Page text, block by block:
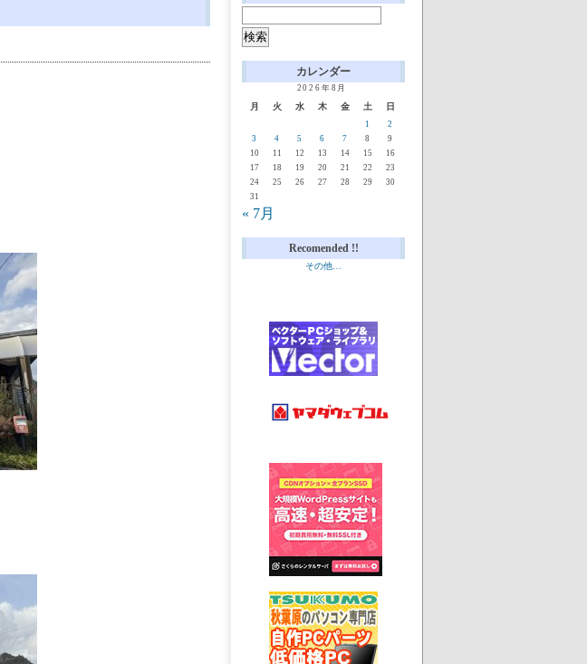
カレンダー
2026年8月
月 火 水 木 金 土 日
1
2
3
4 5 6 7 8
9
10
11 12 13 14 15
16
17
18 19 20 21 22
23
24
25 26 27 28 29
30
31
« 7月
Recomended !!
その他…